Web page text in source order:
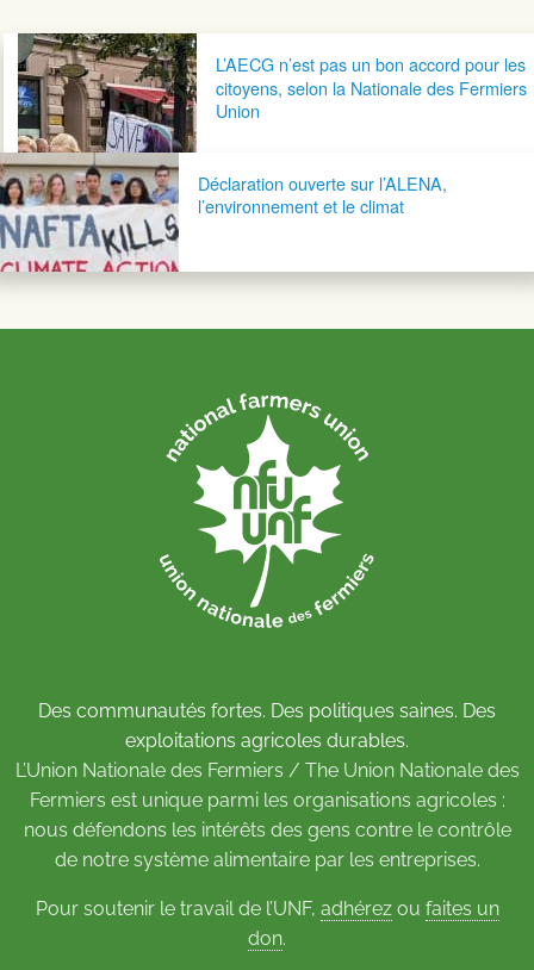
Navigation postaleL’AECG n’est pas un bon accord pour les
citoyens, selon la Nationale des Fermiers
Union
Déclaration ouverte sur l’ALENA,
l’environnement et le climat
Des communautés fortes. Des politiques saines. Des
exploitations agricoles durables.
L’Union Nationale des Fermiers / The Union Nationale des
Fermiers est unique parmi les organisations agricoles :
nous défendons les intérêts des gens contre le contrôle
de notre système alimentaire par les entreprises.
Pour soutenir le travail de l’UNF, adhérezou faites un
don.